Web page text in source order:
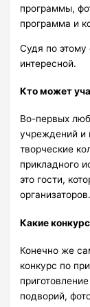
программы,
программа и
Судя по
интересной.
Кто может
Во-первых
учреждений и
творческие
прикладного
это гости,
организаторов.
Какие
Конечно же
конкурс по
подворий,